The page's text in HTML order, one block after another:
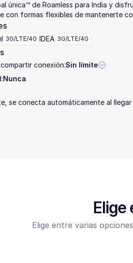
única™ de Roamless para India y
con formas flexibles de mantenerte
3G/LTE/4G IDEA 3G/LTE/4G
conexión:Sin límite
Nunca
se conecta automáticamente al llegar
Elige
Elige entre varias